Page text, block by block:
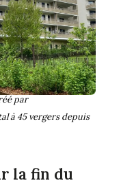
par
à 45 vergers depuis
la fin du